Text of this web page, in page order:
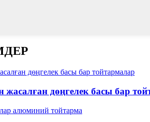
дөңгелек басы бар